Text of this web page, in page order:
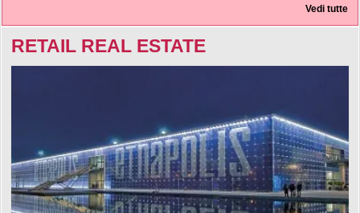
Vedi tutte
RETAIL REAL ESTATE